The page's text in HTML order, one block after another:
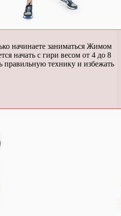
начинаете заниматься Жимом
начать с гири весом от 4 до 8
правильную технику и избежать